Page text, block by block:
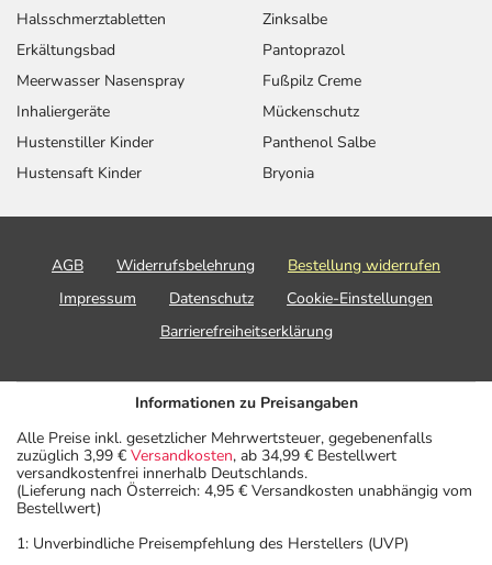
Halsschmerztabletten
Erkältungsbad
Meerwasser Nasenspray
Inhaliergeräte
Hustenstiller Kinder
Hustensaft Kinder
Zinksalbe
Pantoprazol
Fußpilz Creme
Mückenschutz
Panthenol Salbe
Bryonia
AGB Widerrufsbelehrung
Bestellung widerrufen
Impressum
Datenschutz
Cookie-Einstellungen
Barrierefreiheitserklärung
Informationen zu Preisangaben
Alle Preise inkl. gesetzlicher Mehrwertsteuer, gegebenenfalls
zuzüglich 3,99 € Versandkosten, ab 34,99 € Bestellwert
versandkostenfrei innerhalb Deutschlands.
(Lieferung nach Österreich: 4,95 € Versandkosten unabhängig vom
Bestellwert)
1: Unverbindliche Preisempfehlung des Herstellers (UVP)